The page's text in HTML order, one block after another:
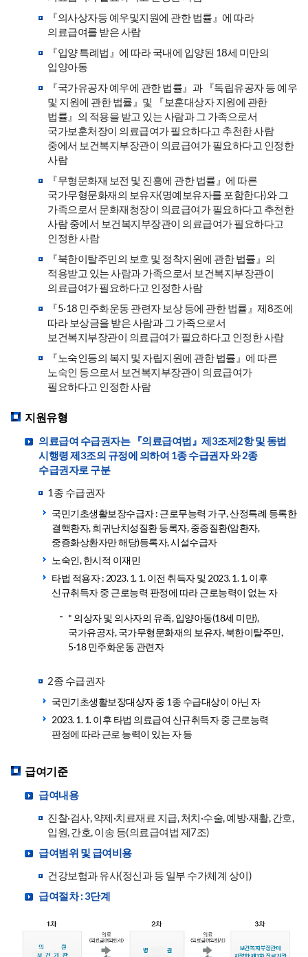
『의사상자등 예우및지원에 관한 법률』에 따라
의료급여를 받은 사람
『입양 특례법』에 따라 국내에 입양된 18세 미만의
입양아동
『국가유공자 예우에 관한 법률』과 『독립유공자 등 예우
및 지원에 관한 법률』및 『보훈대상자 지원에 관한
법률』의 적용을 받고 있는 사람과 그 가족으로서
국가보훈처장이 의료급여가 필요하다고 추천한 사람
중에서 보건복지부장관이 의료급여가 필요하다고 인정한
사람
『무형문화재 보전 및 진흥에 관한 법률』에 따른
국가무형문화재의 보유자(명예보유자를 포함한다)와 그
가족으로서 문화재청장이 의료급여가 필요하다고 추천한
사람 중에서 보건복지부장관이 의료급여가 필요하다고
인정한 사람
『북한이탈주민의 보호 및 정착지원에 관한 법률』의
적용받고 있는 사람과 가족으로서 보건복지부장관이
의료급여가 필요하다고 인정한 사람
『5·18 민주화운동 관련자 보상 등에 관한 법률』제8조에
따라 보상금을 받은 사람과 그 가족으로서
보건복지부장관이 의료급여가 필요하다고 인정한 사람
『노숙인등의 복지 및 자립지원에 관한 법률』에 따른
노숙인 등으로서 보건복지부장관이 의료급여가
필요하다고 인정한 사람
지원유형
의료급여 수급권자는 『의료급여법』제3조제2항 및 동법
시행령 제3조의 규정에 의하여 1종 수급권자 와 2종
수급권자로 구분
1종 수급권자
국민기초생활보장수급자 : 근로무능력 가구, 산정특례 등록한
결핵환자, 희귀난치성질환 등록자, 중증질환(암환자,
중증화상환자만 해당)등록자, 시설수급자
노숙인, 한시적 이재민
타법 적용자 : 2023. 1. 1. 이전 취득자 및 2023. 1. 1. 이후
신규취득자 중 근로능력 판정에 따라 근로능력이 없는 자
* 의상자 및 의사자의 유족, 입양아동(18세 미만),
국가유공자, 국가무형문화재의 보유자, 북한이탈주민,
5·18 민주화운동 관련자
2종 수급권자
국민기초생활보장대상자 중 1종 수급대상이 아닌 자
2023. 1. 1. 이후 타법 의료급여 신규취득자 중 근로능력
판정에 따라 근로 능력이 있는 자 등
급여기준
급여내용
진찰·검사, 약제·치료재료 지급, 처치·수술, 예방·재활, 간호,
입원, 간호, 이송 등(의료급여법 제7조)
급여범위 및 급여비용
건강보험과 유사(정신과 등 일부 수가체계 상이)
급여절차 : 3단계